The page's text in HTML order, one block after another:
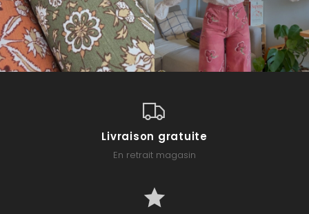
Livraison gratuite
En retrait magasin